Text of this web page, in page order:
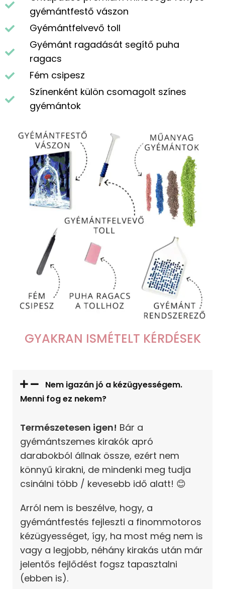
gyémántfestő vászon
Gyémántfelvevő toll
Gyémánt ragadását segítő puha
ragacs
Fém csipesz
Színenként külön csomagolt színes
gyémántok
GYAKRAN ISMÉTELT KÉRDÉSEK
Nem igazán jó a kézügyességem.
Menni fog ez nekem?
Természetesen igen! Bár a
gyémántszemes kirakók apró
darabokból állnak össze, ezért nem
könnyű kirakni, de mindenki meg tudja
csinálni több / kevesebb idő alatt! 😊
Arról nem is beszélve, hogy, a
gyémántfestés fejleszti a finommotoros
kézügyességet, így, ha most még nem is
vagy a legjobb, néhány kirakás után már
jelentős fejlődést fogsz tapasztalni
(ebben is).